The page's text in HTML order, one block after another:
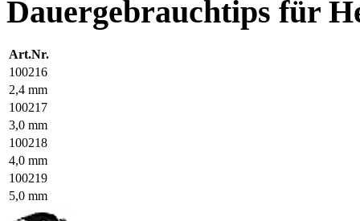
Dauergebrauchtips für
Art.Nr.
100216
2,4 mm
100217
3,0 mm
100218
4,0 mm
100219
5,0 mm